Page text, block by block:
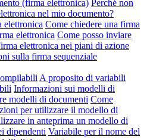
(firma elettronica) Perché non
nel mio documento?
elettronica Come chiedere una firma
elettronica Come posso inviare
elettronica nei piani di azione
sulla firma sequenziale
A proposito di variabili
Informazioni sui modelli di
modelli di documenti Come
per utilizzare il modello di
in anteprima un modello di
dipendenti Variabile per il nome del